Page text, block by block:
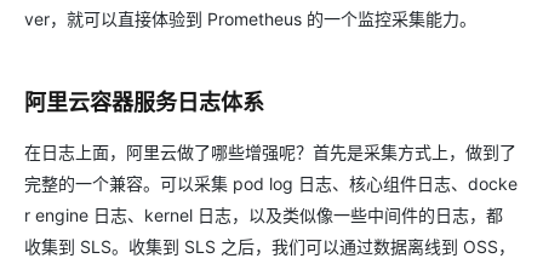
ver，就可以直接体验到 Prometheus 的一个监控采集能力。
阿里云容器服务日志体系
在日志上面，阿里云做了哪些增强呢？首先是采集方式上，做到了
完整的一个兼容。可以采集 pod log 日志、核心组件日志、docke
r engine 日志、kernel 日志，以及类似像一些中间件的日志，都
收集到 SLS。收集到 SLS 之后，我们可以通过数据离线到 OSS，